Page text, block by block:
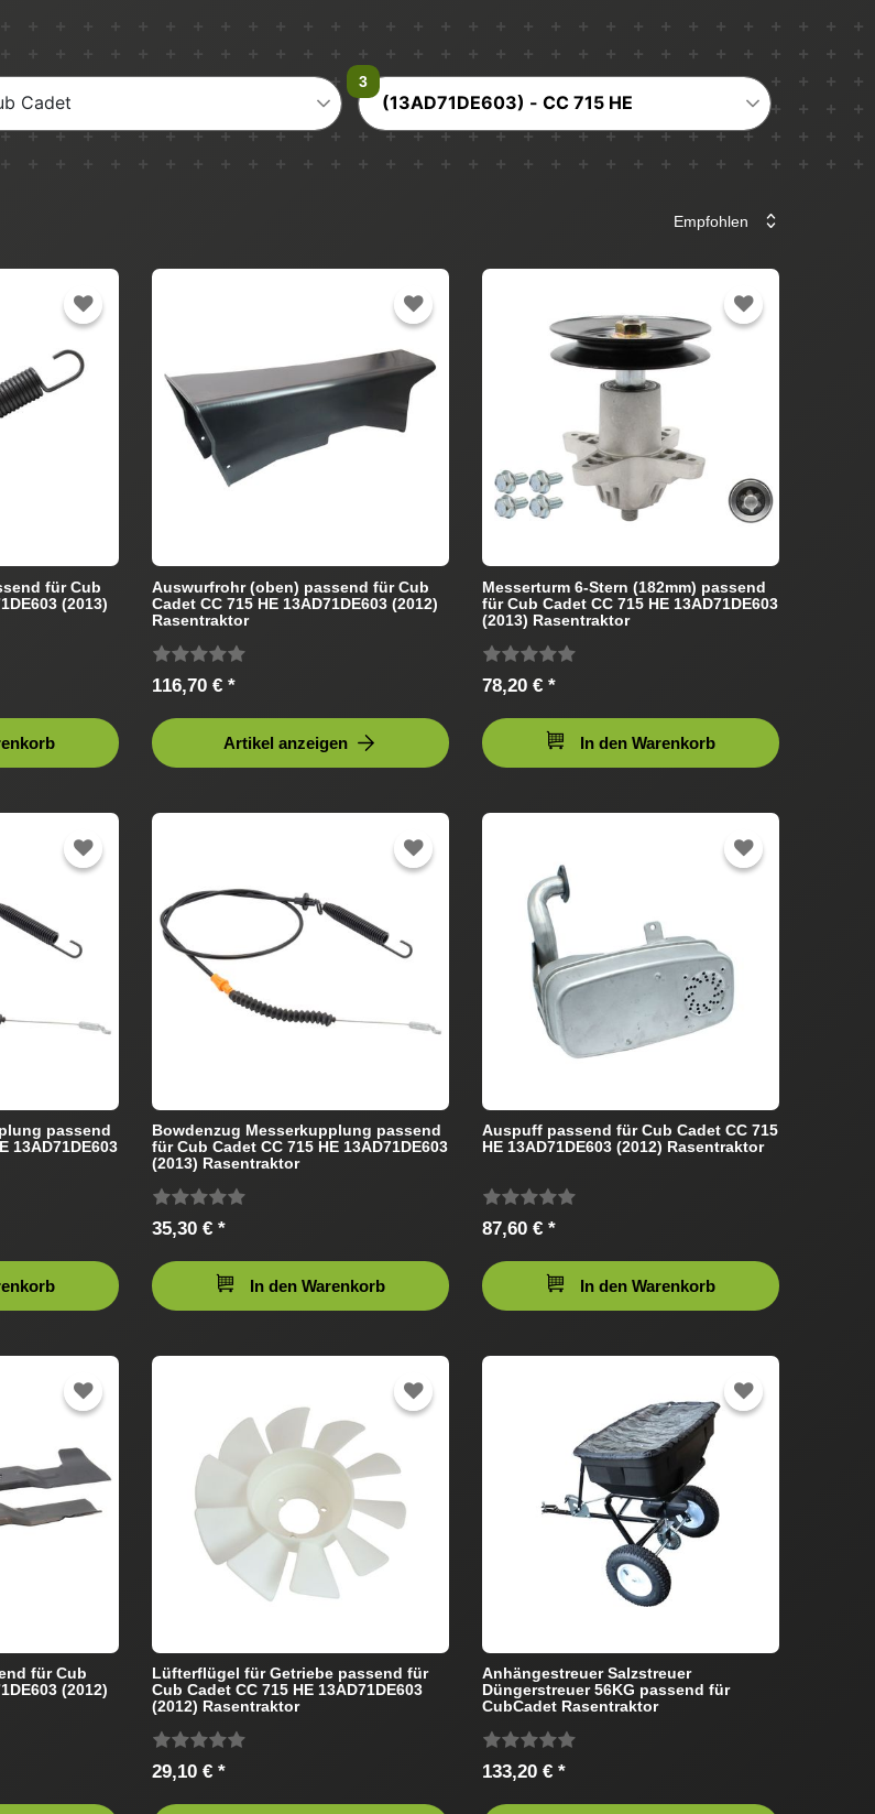
Cadet (13AD71DE603) - CC 715 HE
für Cub
(2013)
Auswurfrohr (oben) passend für Cub
Cadet CC 715 HE 13AD71DE603 (2012)
Rasentraktor
116,70 € *
Artikel anzeigen
Messerturm 6-Stern (182mm) passend
für Cub Cadet CC 715 HE 13AD71DE603
(2013) Rasentraktor
78,20 € *
In den Warenkorb
passend
13AD71DE603
Bowdenzug Messerkupplung passend
für Cub Cadet CC 715 HE 13AD71DE603
(2013) Rasentraktor
35,30 € *
In den Warenkorb
Auspuff passend für Cub Cadet CC 715
HE 13AD71DE603 (2012) Rasentraktor
87,60 € *
In den Warenkorb
für Cub
(2012)
Lüfterflügel für Getriebe passend für
Cub Cadet CC 715 HE 13AD71DE603
(2012) Rasentraktor
29,10 € *
Anhängestreuer Salzstreuer
Düngerstreuer 56KG passend für
CubCadet Rasentraktor
133,20 € *